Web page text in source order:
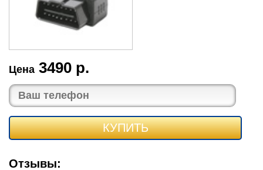
Цена 3490 р.
КУПИТЬ
Отзывы: